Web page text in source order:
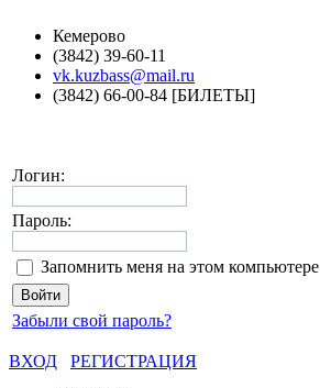
Кемерово
(3842) 39-60-11
vk.kuzbass@mail.ru
(3842) 66-00-84 [БИЛЕТЫ]
Логин:
Пароль:
Запомнить меня на этом компьютере
Забыли свой пароль?
ВХОД
РЕГИСТРАЦИЯ